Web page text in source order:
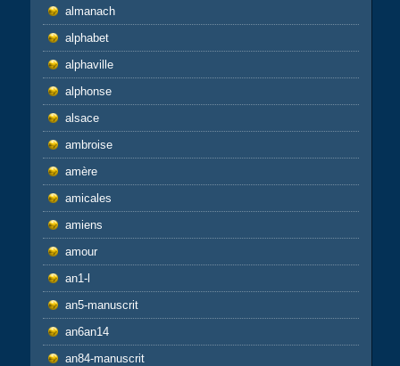
almanach
alphabet
alphaville
alphonse
alsace
ambroise
amère
amicales
amiens
amour
an1-l
an5-manuscrit
an6an14
an84-manuscrit